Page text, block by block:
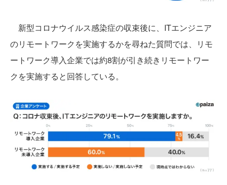
新型コロナウイルス感染症の収束後に、ITエンジニア
のリモートワークを実施するかを尋ねた質問では、リモ
ートワーク導入企業では約8割が引き続きリモートワー
クを実施すると回答している。